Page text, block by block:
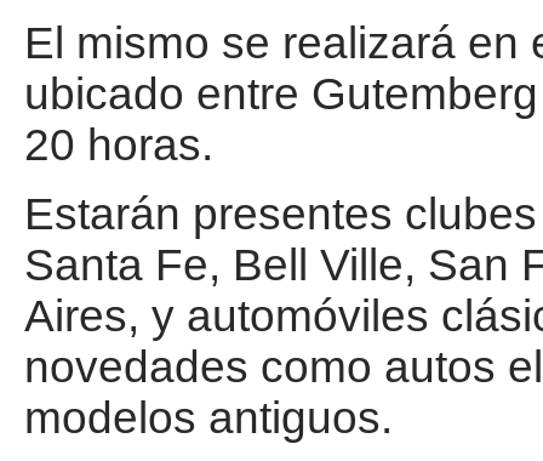
El mismo se realizará en
ubicado entre
20 horas.
Estarán presentes
Santa Fe, Bell Ville, San
Aires, y automóviles
novedades como autos
modelos antiguos.